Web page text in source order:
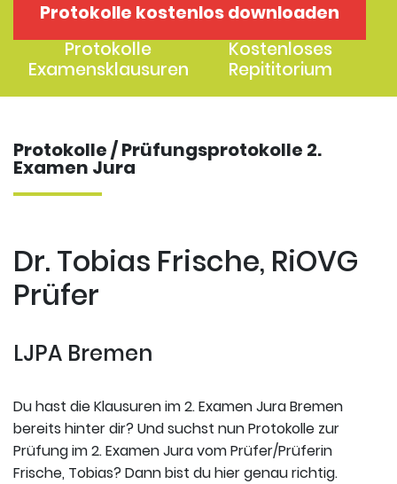
Protokolle kostenlos downloaden
1. Examen
2. Examen
Protokolle
Examensklausuren
Kostenloses
Repititorium
Protokolle / Prüfungsprotokolle 2.
Examen Jura
Dr. Tobias Frische, RiOVG
Prüfer
LJPA Bremen
Du hast die Klausuren im 2. Examen Jura Bremen
bereits hinter dir? Und suchst nun Protokolle zur
Prüfung im 2. Examen Jura vom Prüfer/Prüferin
Frische, Tobias? Dann bist du hier genau richtig.